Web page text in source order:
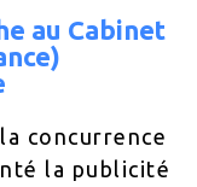
au Cabinet
concurrence
la publicité